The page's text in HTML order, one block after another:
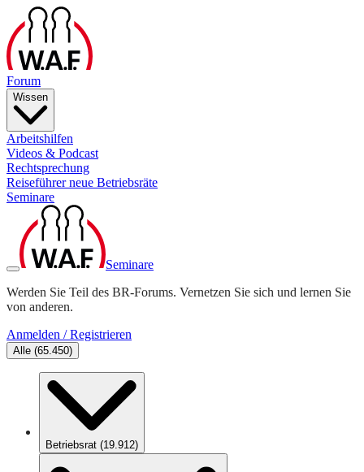
Forum
Wissen
Arbeitshilfen
Videos & Podcast
Rechtsprechung
Reiseführer neue Betriebsräte
Seminare
Seminare
Werden Sie Teil des BR-Forums. Vernetzen Sie sich und lernen Sie
von anderen.
Anmelden / Registrieren
Alle (65.450)
Betriebsrat (19.912)